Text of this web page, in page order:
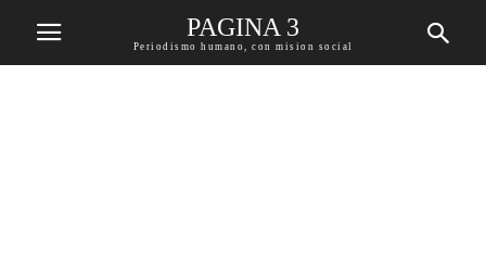
PAGINA 3
Periodismo humano, con mision social